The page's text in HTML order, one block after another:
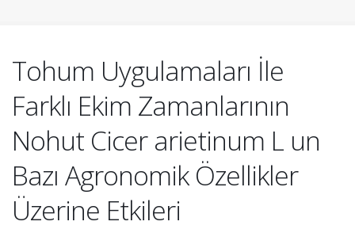
Tohum Uygulamaları İle
Farklı Ekim Zamanlarının
Nohut Cicer arietinum L un
Bazı Agronomik Özellikler
Üzerine Etkileri